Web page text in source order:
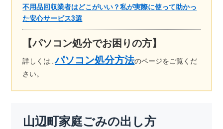
不用品回収業者はどこがいい？私が実際に使って助かっ
た安心サービス3選
【パソコン処分でお困りの方】
詳しくは…パソコン処分方法のページをご覧くだ
さい。
山辺町家庭ごみの出し方